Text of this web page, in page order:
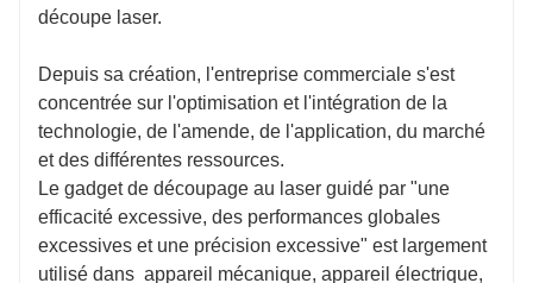
découpe laser.
Depuis sa création, l'entreprise commerciale s'est
concentrée sur l'optimisation et l'intégration de la
technologie, de l'amende, de l'application, du marché
et des différentes ressources.
Le gadget de découpage au laser guidé par "une
efficacité excessive, des performances globales
excessives et une précision excessive" est largement
utilisé dans appareil mécanique, appareil électrique,